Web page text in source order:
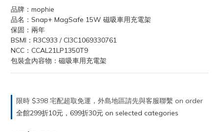
品牌：mophie
品名：Snap+ MagSafe 15W 磁吸車用充電架
保固：兩年
BSMI：R3C933 / CI3C1069330761
NCC：CCAL21LP1350T9
包裝盒內容物：磁吸車用充電架
限時 $398 宅配超取免運，外島地區請先與客服聯繫 on order
全館299折10元，699折30元 on selected categories